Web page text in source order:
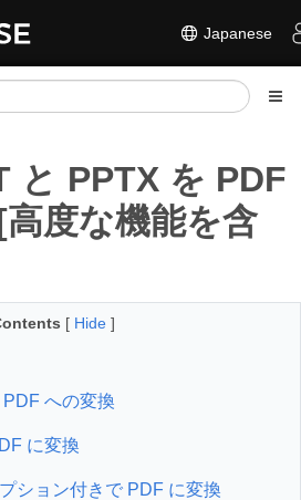
Japanese
と PPTX を PDF
度な機能を含
[ Hide ]
への変換
に変換
ション付きで PDF に変換